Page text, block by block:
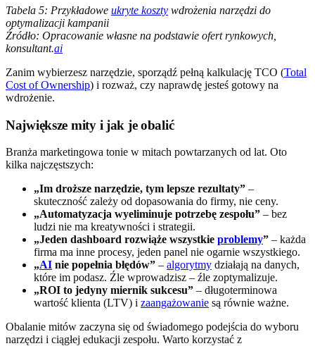
Tabela 5: Przykładowe ukryte koszty wdrożenia narzędzi do
optymalizacji kampanii
Źródło: Opracowanie własne na podstawie ofert rynkowych,
konsultant.ai
Zanim wybierzesz narzędzie, sporządź pełną kalkulację TCO (Total
Cost of Ownership) i rozważ, czy naprawdę jesteś gotowy na
wdrożenie.
Największe mity i jak je obalić
Branża marketingowa tonie w mitach powtarzanych od lat. Oto
kilka najczęstszych:
„Im droższe narzędzie, tym lepsze rezultaty” –
skuteczność zależy od dopasowania do firmy, nie ceny.
„Automatyzacja wyeliminuje potrzebę zespołu” – bez
ludzi nie ma kreatywności i strategii.
„Jeden dashboard rozwiąże wszystkie problemy” – każda
firma ma inne procesy, jeden panel nie ogarnie wszystkiego.
„AI nie popełnia błędów” – algorytmy działają na danych,
które im podasz. Źle wprowadzisz – źle zoptymalizuje.
„ROI to jedyny miernik sukcesu” – długoterminowa
wartość klienta (LTV) i zaangażowanie są równie ważne.
Obalanie mitów zaczyna się od świadomego podejścia do wyboru
narzędzi i ciągłej edukacji zespołu. Warto korzystać z